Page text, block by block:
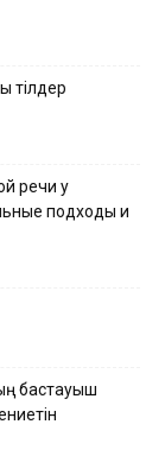
тілдер
речи у
подходы и
бастауыш